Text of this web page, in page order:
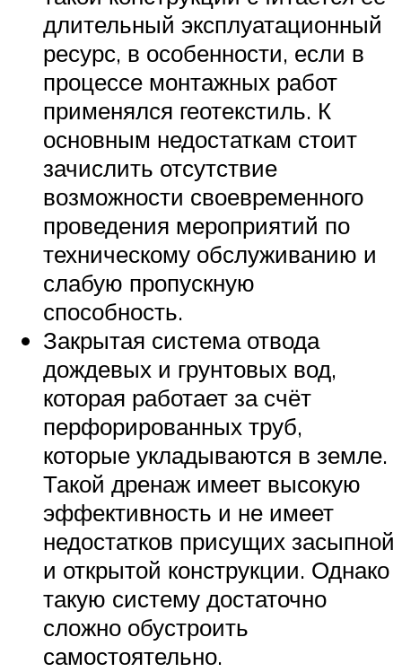
длительный эксплуатационный
ресурс, в особенности, если в
процессе монтажных работ
применялся геотекстиль. К
основным недостаткам стоит
зачислить отсутствие
возможности своевременного
проведения мероприятий по
техническому обслуживанию и
слабую пропускную
способность.
Закрытая система отвода
дождевых и грунтовых вод,
которая работает за счёт
перфорированных труб,
которые укладываются в земле.
Такой дренаж имеет высокую
эффективность и не имеет
недостатков присущих засыпной
и открытой конструкции. Однако
такую систему достаточно
сложно обустроить
самостоятельно.